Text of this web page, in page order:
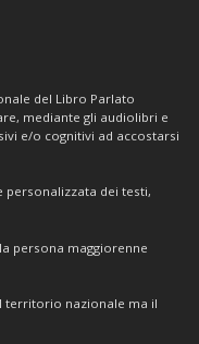
del Libro Parlato
mediante gli audiolibri e
e/o cognitivi ad accostarsi
dei testi,
persona maggiorenne
territorio nazionale ma il